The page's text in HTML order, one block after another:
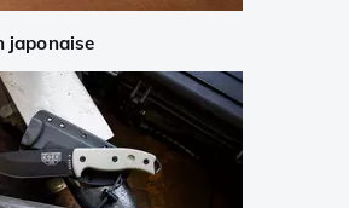
japonaise